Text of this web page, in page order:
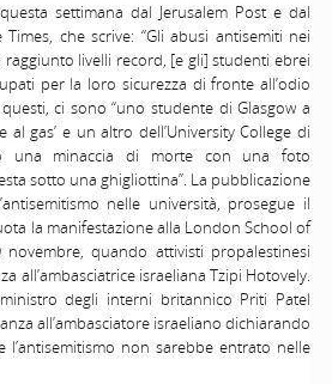
settimana dal Jerusalem Post e dal
che scrive: “Gli abusi antisemiti nei
livelli record, [e gli] studenti ebrei
per la loro sicurezza di fronte all’odio
ci sono “uno studente di Glasgow a
gas’ e un altro dell’University College di
una minaccia di morte con una foto
sotto una ghigliottina”. La pubblicazione
nelle università, prosegue il
la manifestazione alla London School of
quando attivisti propalestinesi
all’ambasciatrice israeliana Tzipi Hotovely.
degli interni britannico Priti Patel
all’ambasciatore israeliano dichiarando
l’antisemitismo non sarebbe entrato nelle